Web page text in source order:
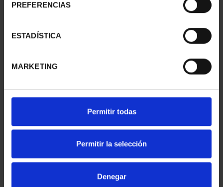
PREFERENCIAS
ESTADÍSTICA
MARKETING
Permitir todas
Permitir la selección
Denegar
€73.00
WORLD HERITAGE